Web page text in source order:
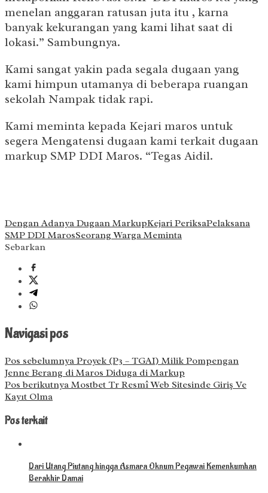
menelan anggaran ratusan juta itu , karna
banyak kekurangan yang kami lihat saat di
lokasi.” Sambungnya.
Kami sangat yakin pada segala dugaan yang
kami himpun utamanya di beberapa ruangan
sekolah Nampak tidak rapi.
Kami meminta kepada Kejari maros untuk
segera Mengatensi dugaan kami terkait dugaan
markup SMP DDI Maros. “Tegas Aidil.
Dengan Adanya Dugaan MarkupKejari PeriksaPelaksana
SMP DDI MarosSeorang Warga Meminta
Sebarkan
Navigasi pos
Pos sebelumnya Proyek (P3 – TGAI) Milik Pompengan
Jenne Berang di Maros Diduga di Markup
Pos berikutnya Mostbet Tr Resmî Web Sitesinde Giriş Ve
Kayıt Olma
Pos terkait
Dari Utang Piutang hingga Asmara Oknum Pegawai Kemenkumhan
Berakhir Damai